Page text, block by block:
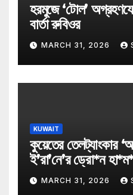
হরমুজে ‘টোল’
বার্তা রুবিওর
MARCH 31, 2026
KUWAIT
কুয়েতের তেলট্যাংকার
ই’রা’নে’র ড্রো*ন
MARCH 31, 2026